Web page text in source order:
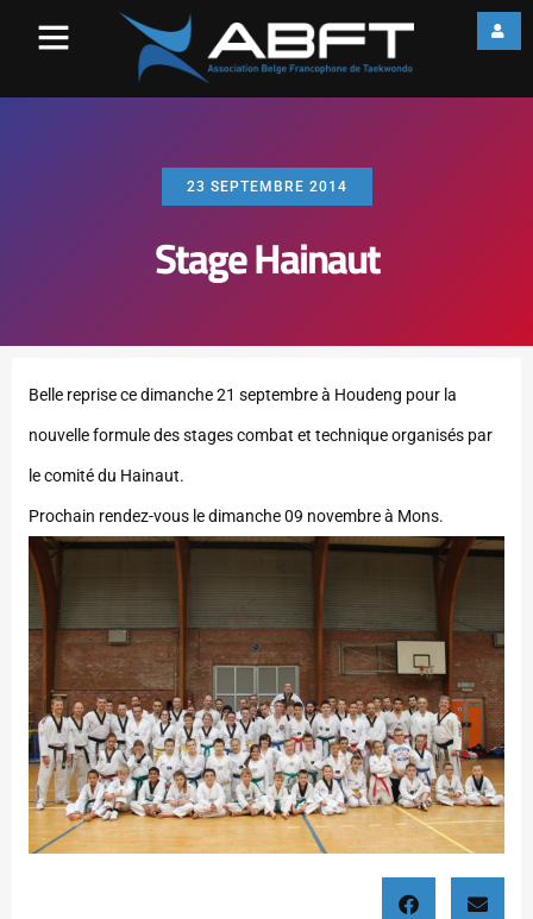
23 SEPTEMBRE 2014
Stage Hainaut
Belle reprise ce dimanche 21 septembre à Houdeng pour la
nouvelle formule des stages combat et technique organisés par
le comité du Hainaut.
Prochain rendez-vous le dimanche 09 novembre à Mons.